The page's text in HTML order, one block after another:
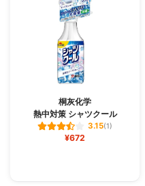
桐灰化学
熱中対策 シャツクール
3.15(1)
¥672